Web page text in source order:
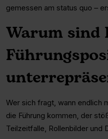
gemessen am status quo –
Warum sind
Wer sich fragt, wann endlich
die Führung kommen, der
Teilzeitfalle, Rollenbilder und